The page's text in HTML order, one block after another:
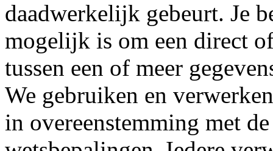
daadwerkelijk gebeurt. Je
mogelijk is om een direct
tussen een of meer
We gebruiken en
in overeenstemming met